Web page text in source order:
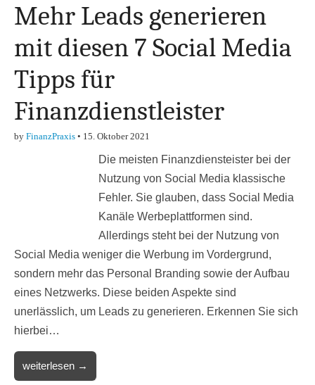
Mehr Leads generieren
mit diesen 7 Social Media
Tipps für
Finanzdienstleister
by FinanzPraxis • 15. Oktober 2021
Die meisten Finanzdiensteister bei der
Nutzung von Social Media klassische
Fehler. Sie glauben, dass Social Media
Kanäle Werbeplattformen sind.
Allerdings steht bei der Nutzung von
Social Media weniger die Werbung im Vordergrund,
sondern mehr das Personal Branding sowie der Aufbau
eines Netzwerks. Diese beiden Aspekte sind
unerlässlich, um Leads zu generieren. Erkennen Sie sich
hierbei…
weiterlesen →